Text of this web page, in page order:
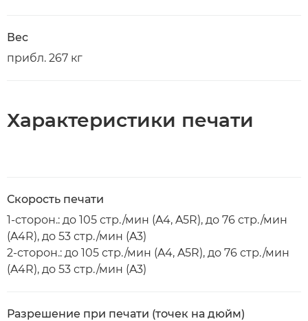
Вес
прибл. 267 кг
Характеристики печати
Скорость печати
1-сторон.: до 105 стр./мин (A4, A5R), до 76 стр./мин
(A4R), до 53 стр./мин (A3)
2-сторон.: до 105 стр./мин (A4, A5R), до 76 стр./мин
(A4R), до 53 стр./мин (A3)
Разрешение при печати (точек на дюйм)